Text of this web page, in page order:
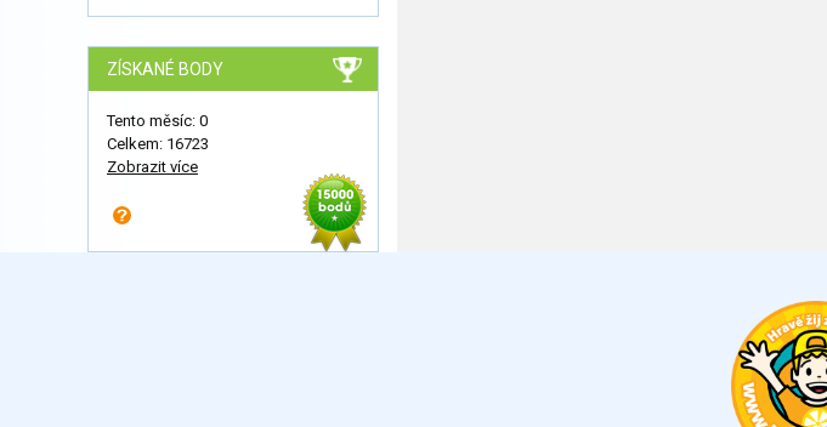
ZÍSKANÉ BODY
Tento měsíc: 0
Celkem: 16723
Zobrazit více